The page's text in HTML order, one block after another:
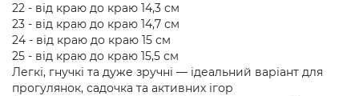
22 - від краю до краю 14,3 см
23 - від краю до краю 14,7 см
24 - від краю до краю 15 см
25 - від краю до краю 15,5 см
Легкі, гнучкі та дуже зручні — ідеальний варіант для
прогулянок, садочка та активних ігор